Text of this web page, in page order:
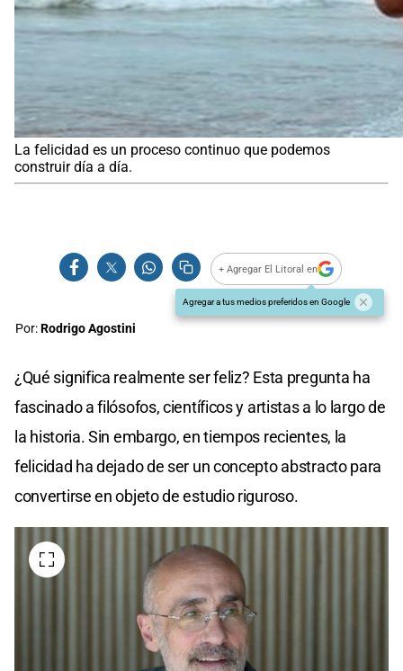
La felicidad es un proceso continuo que podemos
construir día a día.
+ Agregar El Litoral en
Agregar a tus medios preferidos en Google
Por:Rodrigo Agostini
¿Qué significa realmente ser feliz? Esta pregunta ha
fascinado a filósofos, científicos y artistas a lo largo de
la historia. Sin embargo, en tiempos recientes, la
felicidad ha dejado de ser un concepto abstracto para
convertirse en objeto de estudio riguroso.